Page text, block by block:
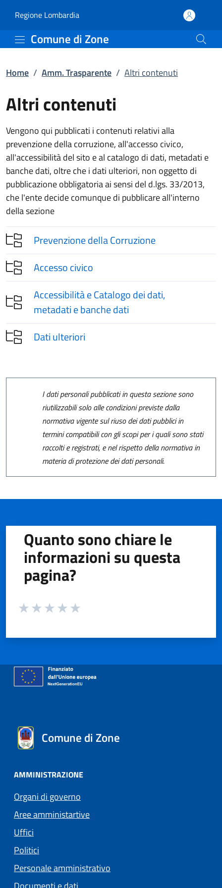
Altri contenuti | Amm.
Regione Lombardia(apre in un'altra scheda).
Comune di Zone
Home / Amm. Trasparente / Altri contenuti
Altri contenuti
Vengono qui pubblicati i contenuti relativi alla
prevenzione della corruzione, all'accesso civico,
all'accessibilità del sito e al catalogo di dati, metadati e
banche dati, oltre che i dati ulteriori, non oggetto di
pubblicazione obbligatoria ai sensi del d.lgs. 33/2013,
che l'ente decide comunque di pubblicare all'interno
della sezione
Prevenzione della Corruzione
Accesso civico
Accessibilità e Catalogo dei dati,
metadati e banche dati
Dati ulteriori
I dati personali pubblicati in questa sezione sono
riutilizzabili solo alle condizioni previste dalla
normativa vigente sul riuso dei dati pubblici in
termini compatibili con gli scopi per i quali sono stati
raccolti e registrati, e nel rispetto della normativa in
materia di protezione dei dati personali.
Quanto sono chiare le
informazioni su questa
pagina?
Valuta da 1 a 5 stelle la pagina
Comune di Zone
AMMINISTRAZIONE
Organi di governo
Aree amministartive
Uffici
Politici
Personale amministrativo